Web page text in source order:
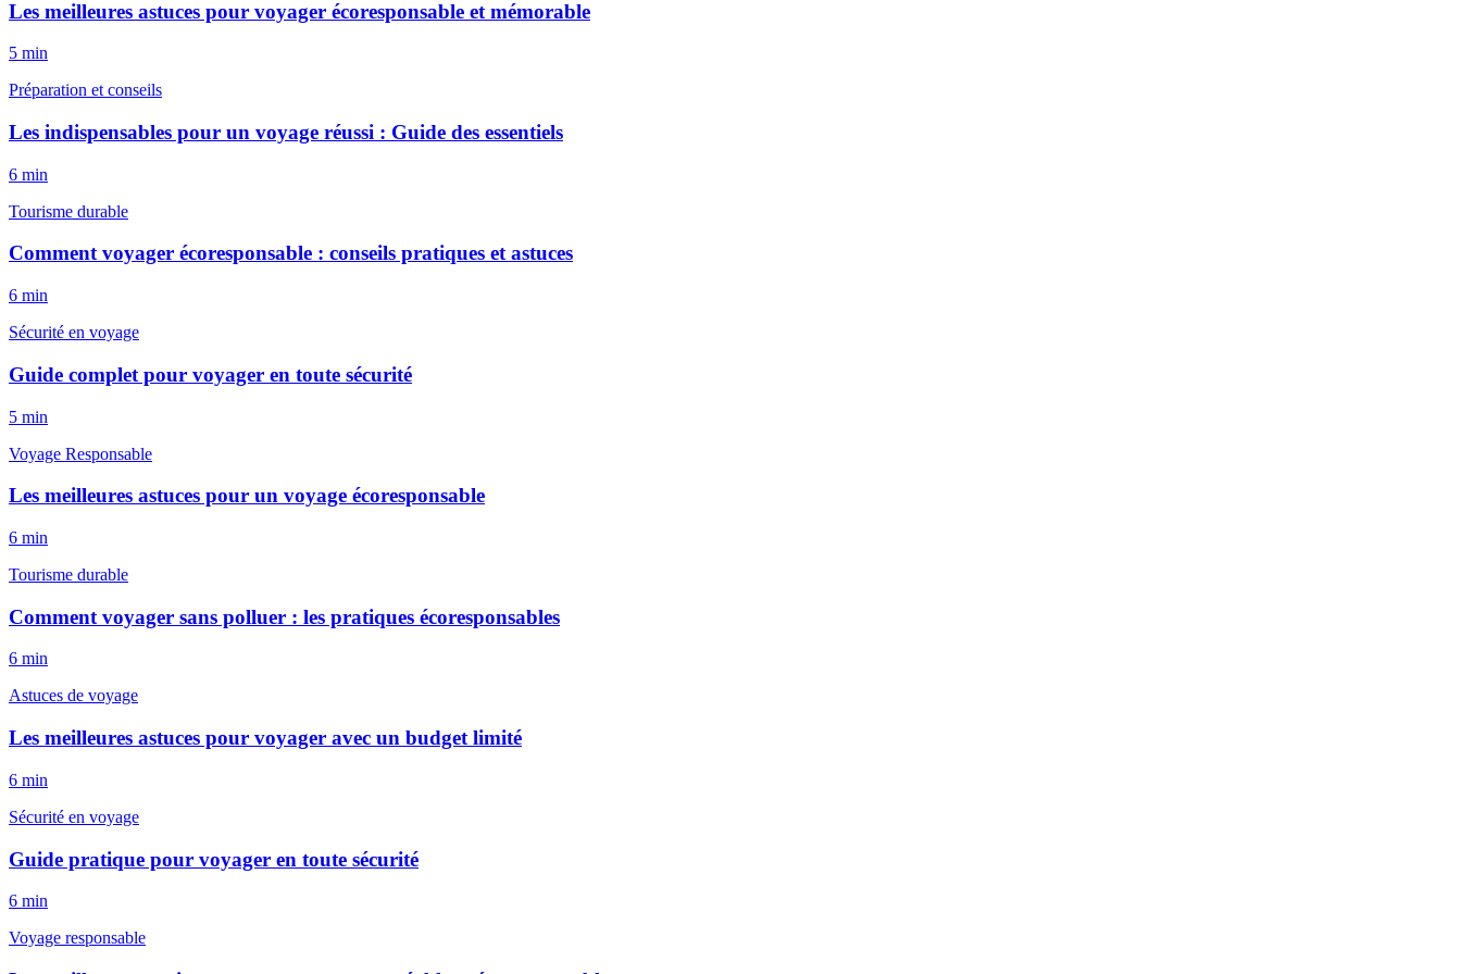
Les meilleures astuces pour voyager écoresponsable et mémorable
5 min
Préparation et conseils
Les indispensables pour un voyage réussi : Guide des essentiels
6 min
Tourisme durable
Comment voyager écoresponsable : conseils pratiques et astuces
6 min
Sécurité en voyage
Guide complet pour voyager en toute sécurité
5 min
Voyage Responsable
Les meilleures astuces pour un voyage écoresponsable
6 min
Tourisme durable
Comment voyager sans polluer : les pratiques écoresponsables
6 min
Astuces de voyage
Les meilleures astuces pour voyager avec un budget limité
6 min
Sécurité en voyage
Guide pratique pour voyager en toute sécurité
6 min
Voyage responsable